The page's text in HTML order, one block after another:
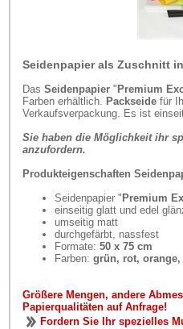
Seidenpapier als Zuschnitt
Das Seidenpapier " Premium
Farben erhältlich. Packseide für
Verkaufsverpackung. Es ist
Sie haben die Möglichkeit ihr
anzufordern.
Produkteigenschaften
Seidenpapier " Premium
einseitig glatt und edel
umseitig matt
durchgefärbt, nassfest
Formate: 50 x 75 cm
Farben: grün, rot,
Größere Mengen, andere
Papierqualitäten auf Anfrage!
Fordern Sie Ihr spezielles